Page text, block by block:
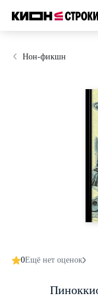
Нон-фикшн
0Ещё нет оценок